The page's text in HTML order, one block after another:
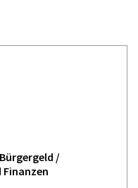
/
Finanzen